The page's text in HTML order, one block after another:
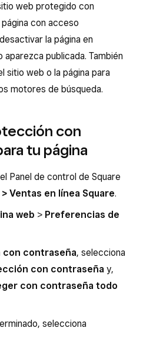
web protegido con
con acceso
la página en
aparezca publicada. También
sitio web o la página para
motores de búsqueda.
con
tu página
Panel de control de Square
Ventas en línea Square.
web > Preferencias de
contraseña, selecciona
con contraseña y,
con contraseña todo
selecciona